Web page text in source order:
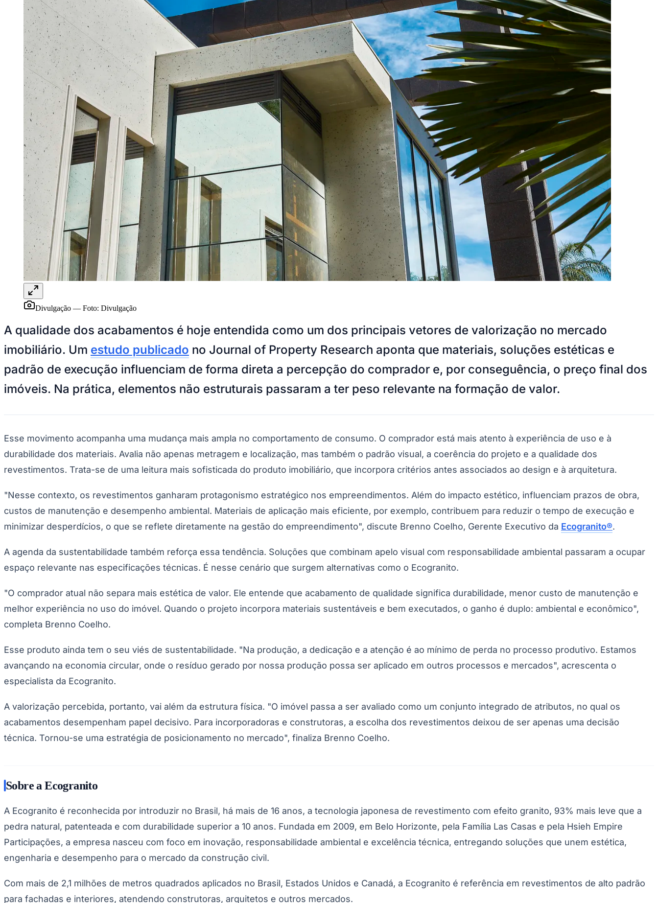
Anuncie no Portal
Guia de Empresas
Divulgar VagasNovo
Publicidade Legal
Negócios Regionais
Turismo
Segurança Regional
Hospitais Estaduais
Parques & Represas
Cidades da Região
Santana de ParnaíbaOsasco CarapicuíbaJandira Itapevi CotiaPirapora do Bom Jesus AraçariguamaCajamar Franco da Rocha Francisco Morato
Para Sua Empresa
Anuncie Regional
Guia de Empresas
Vagas na RegiãoNovo
Hub de Negócios
Guia Comercial
Selo Verificado
Portal Educacional
Agenda de Vestibulares
Vagas de Emprego
Concursos
Panorama Econômico
Panorama Econômico
Para Sua Empresa
Anuncie no Portal
Verificar Empresa
Anunciar Vagas
Novo
Publicidade Legal
NBA
Fórmula 1
UFC
Tênis (ATP)
MLB
NHL
Atletismo
Brasileirão Série A
Brasileirão Série B
Copa do Brasil
Copa América
Premier League
La Liga
Bundesliga
Times - Ir direto
Divulgação — Foto: Divulgação
A qualidade dos acabamentos é hoje entendida como um dos principais vetores de valorização no mercado
imobiliário. Um estudo publicado no Journal of Property Research aponta que materiais, soluções estéticas e
padrão de execução influenciam de forma direta a percepção do comprador e, por conseguência, o preço final dos
imóveis. Na prática, elementos não estruturais passaram a ter peso relevante na formação de valor.
Esse movimento acompanha uma mudança mais ampla no comportamento de consumo. O comprador está mais atento à experiência de uso e à
durabilidade dos materiais. Avalia não apenas metragem e localização, mas também o padrão visual, a coerência do projeto e a qualidade dos
revestimentos. Trata-se de uma leitura mais sofisticada do produto imobiliário, que incorpora critérios antes associados ao design e à arquitetura.
"Nesse contexto, os revestimentos ganharam protagonismo estratégico nos empreendimentos. Além do impacto estético, influenciam prazos de obra,
custos de manutenção e desempenho ambiental. Materiais de aplicação mais eficiente, por exemplo, contribuem para reduzir o tempo de execução e
minimizar desperdícios, o que se reflete diretamente na gestão do empreendimento", discute Brenno Coelho, Gerente Executivo da Ecogranito®.
A agenda da sustentabilidade também reforça essa tendência. Soluções que combinam apelo visual com responsabilidade ambiental passaram a ocupar
espaço relevante nas especificações técnicas. É nesse cenário que surgem alternativas como o Ecogranito.
"O comprador atual não separa mais estética de valor. Ele entende que acabamento de qualidade significa durabilidade, menor custo de manutenção e
melhor experiência no uso do imóvel. Quando o projeto incorpora materiais sustentáveis e bem executados, o ganho é duplo: ambiental e econômico",
completa Brenno Coelho.
Esse produto ainda tem o seu viés de sustentabilidade. "Na produção, a dedicação e a atenção é ao mínimo de perda no processo produtivo. Estamos
avançando na economia circular, onde o resíduo gerado por nossa produção possa ser aplicado em outros processos e mercados", acrescenta o
especialista da Ecogranito.
A valorização percebida, portanto, vai além da estrutura física. "O imóvel passa a ser avaliado como um conjunto integrado de atributos, no qual os
acabamentos desempenham papel decisivo. Para incorporadoras e construtoras, a escolha dos revestimentos deixou de ser apenas uma decisão
técnica. Tornou-se uma estratégia de posicionamento no mercado", finaliza Brenno Coelho.
Sobre a Ecogranito
A Ecogranito é reconhecida por introduzir no Brasil, há mais de 16 anos, a tecnologia japonesa de revestimento com efeito granito, 93% mais leve que a
pedra natural, patenteada e com durabilidade superior a 10 anos. Fundada em 2009, em Belo Horizonte, pela Família Las Casas e pela Hsieh Empire
Participações, a empresa nasceu com foco em inovação, responsabilidade ambiental e excelência técnica, entregando soluções que unem estética,
engenharia e desempenho para o mercado da construção civil.
Com mais de 2,1 milhões de metros quadrados aplicados no Brasil, Estados Unidos e Canadá, a Ecogranito é referência em revestimentos de alto padrão
para fachadas e interiores, atendendo construtoras, arquitetos e outros mercados.